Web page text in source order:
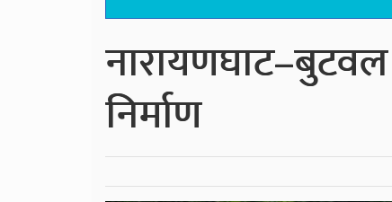
नारायणघाट–बुटवल
निर्माण